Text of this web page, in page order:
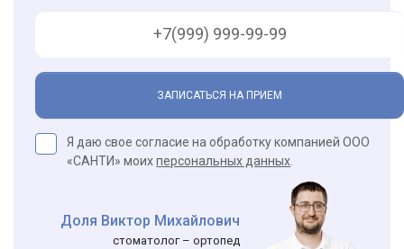
ЗАПИСАТЬСЯ НА ПРИЕМ
Я даю свое согласие на обработку компанией ООО
«САНТИ» моихперсональных данных
Доля Виктор Михайлович
стоматолог – ортопед